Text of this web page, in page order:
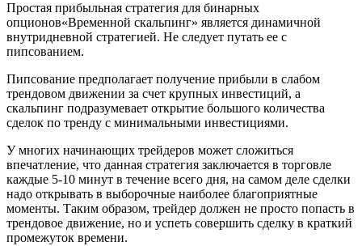
Простая прибыльная стратегия для бинарных
опционов«Временной скальпинг» является динамичной
внутридневной стратегией. Не следует путать ее с
пипсованием.
Пипсование предполагает получение прибыли в слабом
трендовом движении за счет крупных инвестиций, а
скальпинг подразумевает открытие большого количества
сделок по тренду с минимальными инвестициями.
У многих начинающих трейдеров может сложиться
впечатление, что данная стратегия заключается в торговле
каждые 5-10 минут в течение всего дня, на самом деле сделки
надо открывать в выборочные наиболее благоприятные
моменты. Таким образом, трейдер должен не просто попасть в
трендовое движение, но и успеть совершить сделку в краткий
промежуток времени.